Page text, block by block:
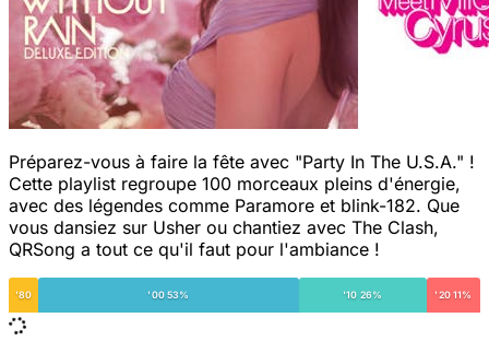
Préparez-vous à faire la fête avec "Party In The U.S.A." !
Cette playlist regroupe 100 morceaux pleins d'énergie,
avec des légendes comme Paramore et blink-182. Que
vous dansiez sur Usher ou chantiez avec The Clash,
QRSong a tout ce qu'il faut pour l'ambiance !
'80 '00 53% '10 26% '20 11%